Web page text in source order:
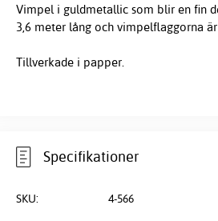
Vimpel i guldmetallic som blir en fin
3,6 meter lång och vimpelflaggorna är
Tillverkade i papper.
Specifikationer
SKU: 4-566